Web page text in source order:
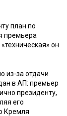
план по
премьера
он
из-за отдачи
в АП: премьер
президенту,
его
Кремля